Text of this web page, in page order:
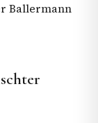
Ballermann